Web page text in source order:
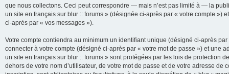
que nous collectons. Ceci peut correspondre — mais n’est pas limité à — la
un site en français sur blur :: forums » (désignée ci-après par « votre compte
ci-après par « vos messages »).
Votre compte contiendra au minimum un identifiant unique (désigné ci-après
connecter à votre compte (désigné ci-après par « votre mot de passe ») et une
un site en français sur blur :: forums » sont protégées par les lois de protection
dehors de votre nom d’utilisateur, de votre mot de passe et de votre adresse